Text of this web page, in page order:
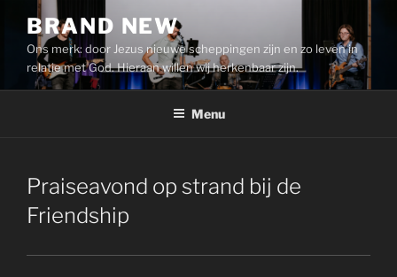
inhoud
BRAND NEW
Ons merk: door Jezus nieuwe scheppingen zijn en zo leven in
relatie met God. Hieraan willen wij herkenbaar zijn.
Menu
Praiseavond op strand bij de
Friendship